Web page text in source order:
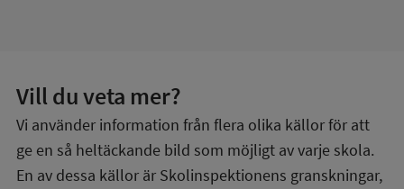
Vill du veta mer?
Vi använder information från flera olika källor för att
ge en så heltäckande bild som möjligt av varje skola.
En av dessa källor är Skolinspektionens granskningar,